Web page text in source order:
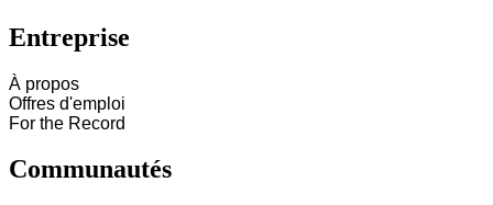
Entreprise
À propos
Offres d'emploi
For the Record
Communautés